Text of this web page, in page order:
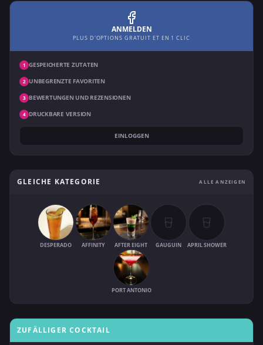
ANMELDEN
PLUS D'OPTIONS GRATUIT ET EN 1 CLIC
1 GESPEICHERTE ZUTATEN
2 UNBEGRENZTE FAVORITEN
3 BEWERTUNGEN UND REZENSIONEN
4 DRUCKBARE VERSION
EINLOGGEN
GLEICHE KATEGORIE ALLE ANZEIGEN
DESPERADO AFFINITY AFTER EIGHT GAUGUIN APRIL SHOWER
PORT ANTONIO
ZUFÄLLIGER COCKTAIL